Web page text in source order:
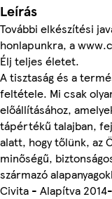
Leírás
További elkészítési
honlapunkra, a
Élj teljes életet.
A tisztaság és a
feltétele. Mi csak
előállításához,
tápértékű talajban,
alatt, hogy tőlünk, az
minőségű,
származó
Civita - Alapítva